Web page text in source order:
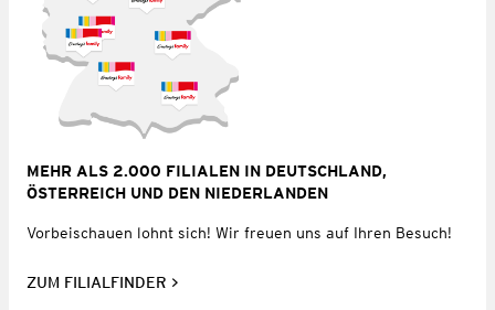
MEHR ALS 2.000 FILIALEN IN DEUTSCHLAND,
ÖSTERREICH UND DEN NIEDERLANDEN
Vorbeischauen lohnt sich! Wir freuen uns auf Ihren Besuch!
ZUM FILIALFINDER